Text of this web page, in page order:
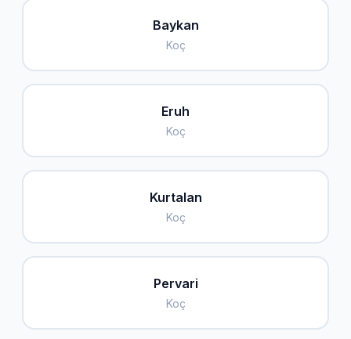
Baykan
Koç
Eruh
Koç
Kurtalan
Koç
Pervari
Koç